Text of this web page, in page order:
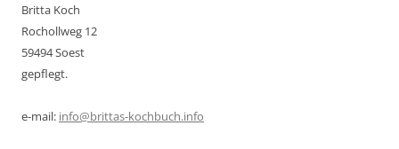
Britta Koch
Rochollweg 12
59494 Soest
gepflegt.
e-mail: info@brittas-kochbuch.info